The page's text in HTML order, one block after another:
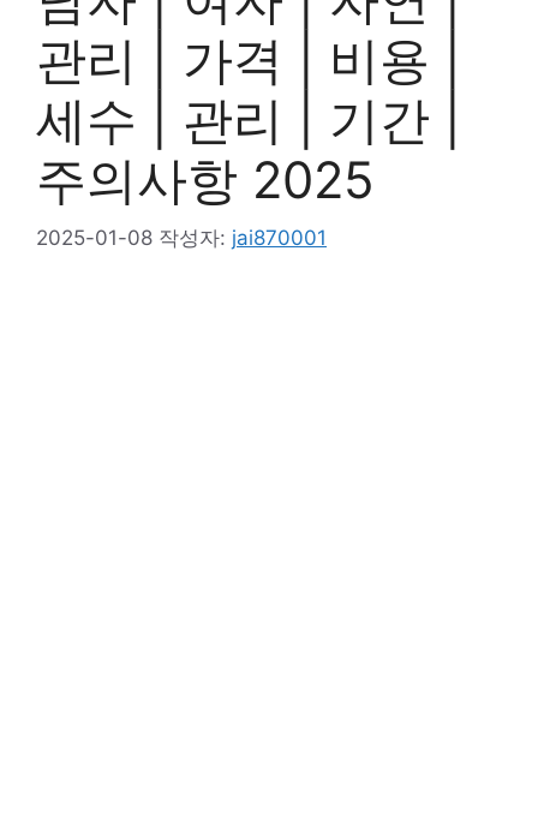
관리 | 가격 | 비용 |
세수 | 관리 | 기간 |
주의사항 2025
2025-01-08 작성자: jai870001